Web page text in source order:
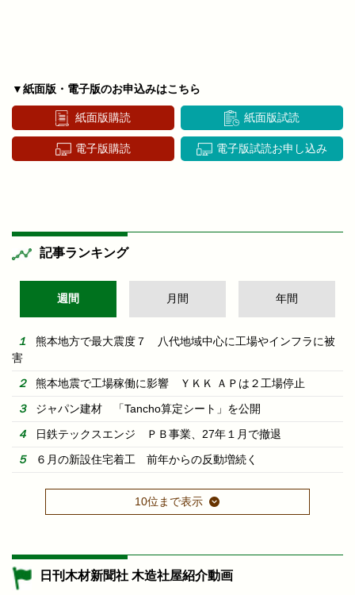
▼紙面版・電子版のお申込みはこちら
紙面版購読 紙面版試読
電子版購読 電子版試読お申し込み
記事ランキング
週間 月間 年間
熊本地方で最大震度７ 八代地域中心に工場やインフラに被
害
熊本地震で工場稼働に影響 ＹＫＫ ＡＰは２工場停止
ジャパン建材 「Tancho算定シート」を公開
日鉄テックスエンジ ＰＢ事業、27年１月で撤退
６月の新設住宅着工 前年からの反動増続く
10位まで表示
日刊木材新聞社 木造社屋紹介動画